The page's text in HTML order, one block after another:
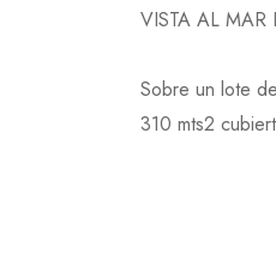
VISTA AL MAR
Sobre un lote
310 mts2